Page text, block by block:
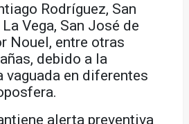
Rodríguez, San
Vega, San José de
Nouel, entre otras
debido a la
vaguada en diferentes
alerta preventiva